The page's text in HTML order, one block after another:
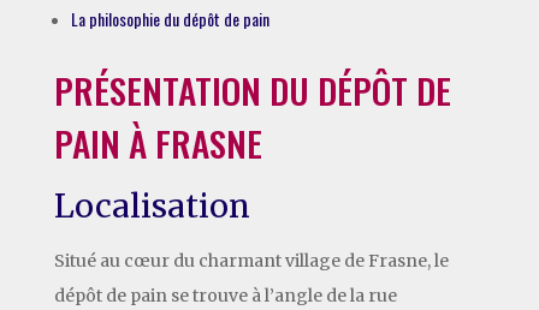
La philosophie du dépôt de pain
PRÉSENTATION DU DÉPÔT DE
PAIN À FRASNE
Localisation
Situé au cœur du charmant village de Frasne, le
dépôt de pain se trouve à l’angle de la rue